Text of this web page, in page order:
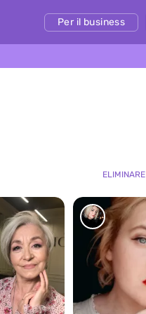
Per il business
ELIMINARE